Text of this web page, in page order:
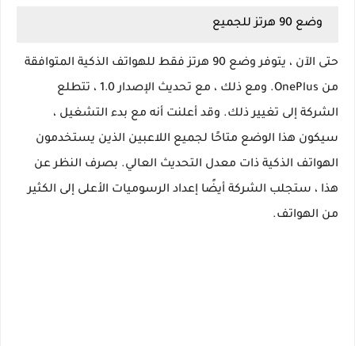
وضع 90 هرتز للجميع
حتى الآن ، يتوفر وضع 90 هرتز فقط للهواتف الذكية المتوافقة
من OnePlus. ومع ذلك ، مع تحديث الإصدار 1.0 ، تتطلع
الشركة إلى تغيير ذلك. وقد أعلنت أنه مع بدء التشغيل ،
سيكون هذا الوضع متاحًا لجميع اللاعبين الذين يستخدمون
الهواتف الذكية ذات معدل التحديث العالي. بصرف النظر عن
هذا ، ستجلب الشركة أيضًا إعداد الرسوميات الأعلى إلى الكثير
من الهواتف.